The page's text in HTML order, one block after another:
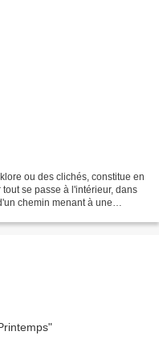
ou des clichés, constitue en
se passe à l'intérieur, dans
chemin menant à une